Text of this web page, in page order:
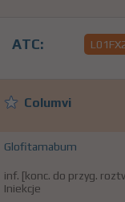
ATC:
Columvi
Glofitamabum
inf. [konc. do przyg.
Iniekcje